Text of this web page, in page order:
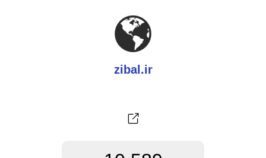
zibal.ir